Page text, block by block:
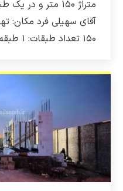
آقای سهیلی فرد مکان:
۱۵۰ تعداد طبقات: ۱ طبقه پیشرفت: ۱۰۰%